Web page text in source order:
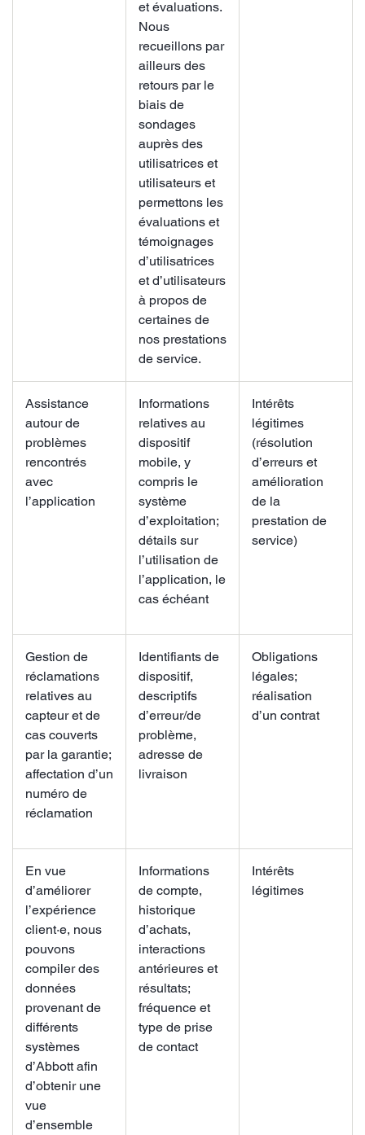
et évaluations.
Nous
recueillons par
ailleurs des
retours par le
biais de
sondages
auprès des
utilisatrices et
utilisateurs et
permettons les
évaluations et
témoignages
d’utilisatrices
et d’utilisateurs
à propos de
certaines de
nos prestations
de service.
Assistance
autour de
problèmes
rencontrés
avec
l’application
Informations
relatives au
dispositif
mobile, y
compris le
système
d’exploitation;
détails sur
l’utilisation de
l’application, le
cas échéant
Intérêts
légitimes
(résolution
d’erreurs et
amélioration
de la
prestation de
service)
Gestion de
réclamations
relatives au
capteur et de
cas couverts
par la garantie;
affectation d’un
numéro de
réclamation
Identifiants de
dispositif,
descriptifs
d’erreur/de
problème,
adresse de
livraison
Obligations
légales;
réalisation
d’un contrat
En vue
d’améliorer
l’expérience
client·e, nous
pouvons
compiler des
données
provenant de
différents
systèmes
d’Abbott afin
d’obtenir une
vue
d’ensemble
Informations
de compte,
historique
d’achats,
interactions
antérieures et
résultats;
fréquence et
type de prise
de contact
Intérêts
légitimes